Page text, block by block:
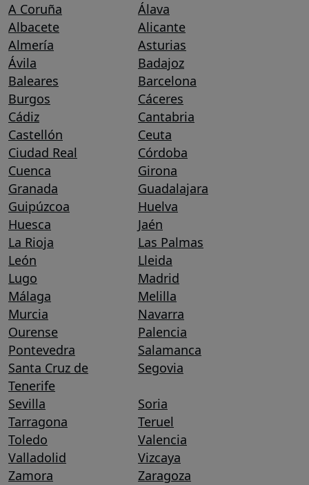
A Coruña
Álava
Albacete
Alicante
Almería
Asturias
Ávila
Badajoz
Baleares
Barcelona
Burgos
Cáceres
Cádiz
Cantabria
Castellón
Ceuta
Ciudad Real
Córdoba
Cuenca
Girona
Granada
Guadalajara
Guipúzcoa
Huelva
Huesca
Jaén
La Rioja
Las Palmas
León
Lleida
Lugo
Madrid
Málaga
Melilla
Murcia
Navarra
Ourense
Palencia
Pontevedra
Salamanca
Santa Cruz de
Tenerife
Segovia
Sevilla
Soria
Tarragona
Teruel
Toledo
Valencia
Valladolid
Vizcaya
Zamora
Zaragoza